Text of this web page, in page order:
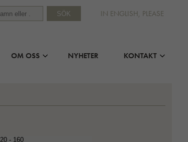
OM OSS NYHETER KONTAKT
SÖK IN ENGLISH, PLEASE